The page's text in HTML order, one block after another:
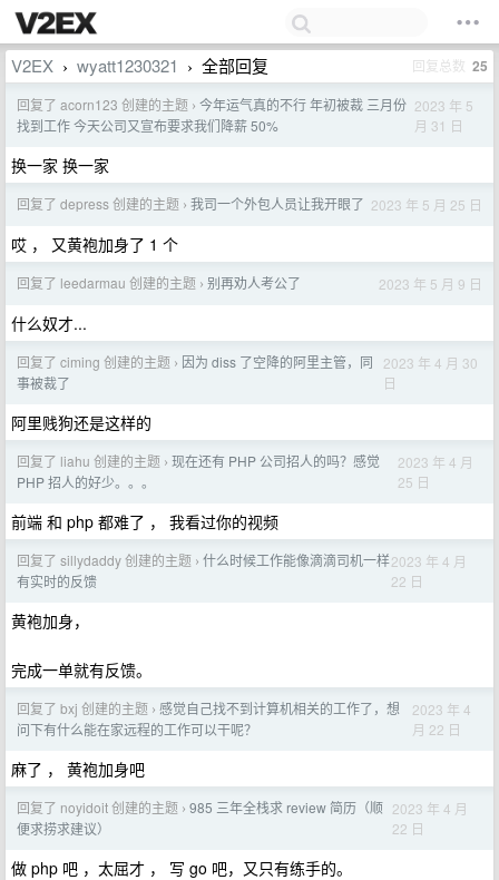
V2EX › wyatt1230321 › 全部回复 回复总数 25
回复了 acorn123 创建的主题 › 今年运气真的不行 年初被裁 三月份
找到工作 今天公司又宣布要求我们降薪 50%
2023 年 5
月 31 日
换一家 换一家
回复了 depress 创建的主题 › 我司一个外包人员让我开眼了 2023 年 5 月 25 日
哎 ， 又黄袍加身了 1 个
回复了 leedarmau 创建的主题 › 别再劝人考公了 2023 年 5 月 9 日
什么奴才...
回复了 ciming 创建的主题 › 因为 diss 了空降的阿里主管，同
事被裁了
2023 年 4 月 30
日
阿里贱狗还是这样的
回复了 liahu 创建的主题 › 现在还有 PHP 公司招人的吗？感觉
PHP 招人的好少。。。
2023 年 4 月
25 日
前端 和 php 都难了 ， 我看过你的视频
回复了 sillydaddy 创建的主题 › 什么时候工作能像滴滴司机一样
有实时的反馈
2023 年 4 月
22 日
黄袍加身，
完成一单就有反馈。
回复了 bxj 创建的主题 › 感觉自己找不到计算机相关的工作了，想
问下有什么能在家远程的工作可以干呢？
2023 年 4
月 22 日
麻了 ， 黄袍加身吧
回复了 noyidoit 创建的主题 › 985 三年全栈求 review 简历（顺
便求捞求建议）
2023 年 4 月
22 日
做 php 吧 ，太屈才 ， 写 go 吧，又只有练手的。